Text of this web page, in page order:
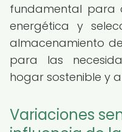
fundamental para
energética y
almacenamiento
para las
hogar sostenible y
Variaciones